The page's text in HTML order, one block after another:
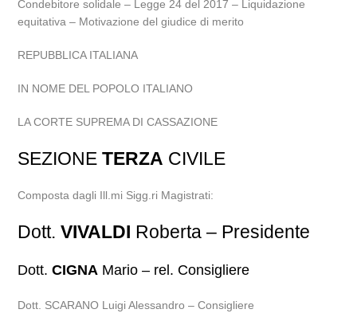
Condebitore solidale – Legge 24 del 2017 – Liquidazione
equitativa – Motivazione del giudice di merito
REPUBBLICA ITALIANA
IN NOME DEL POPOLO ITALIANO
LA CORTE SUPREMA DI CASSAZIONE
SEZIONETERZA CIVILE
Composta dagli Ill.mi Sigg.ri Magistrati:
Dott.VIVALDI Roberta – Presidente
Dott.CIGNA Mario – rel. Consigliere
Dott. SCARANO Luigi Alessandro – Consigliere